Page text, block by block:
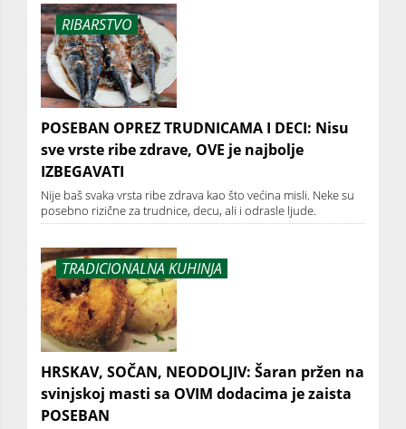
RIBARSTVO
POSEBAN OPREZ TRUDNICAMA I DECI: Nisu
sve vrste ribe zdrave, OVE je najbolje
IZBEGAVATI
Nije baš svaka vrsta ribe zdrava kao što većina misli. Neke su
posebno rizične za trudnice, decu, ali i odrasle ljude.
TRADICIONALNA KUHINJA
HRSKAV, SOČAN, NEODOLJIV: Šaran pržen na
svinjskoj masti sa OVIM dodacima je zaista
POSEBAN